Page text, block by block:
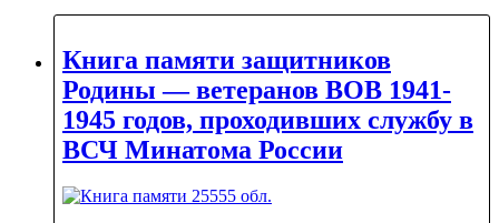
Книга памяти защитников
Родины — ветеранов ВОВ 1941-
1945 годов, проходивших службу в
ВСЧ Минатома России